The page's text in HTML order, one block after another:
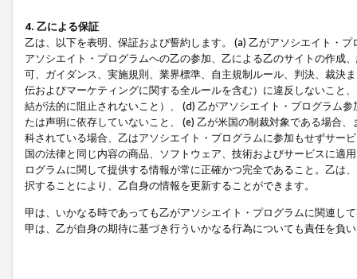
4. 乙による保証
乙は、以下を表明、保証および誓約します。 (a) 乙がアソシエイト・
アソシエイト・プログラムへの乙の参加、乙による乙のサイトの作成
可、ガイダンス、実施規則、業界標準、自主規制ルール、判決、裁決
伝およびマーケティングに関する全ルールを含む）に違反しないこと
結が法的に阻止されないこと）、 (d) 乙がアソシエイト・プログラム
たは声明に依存していないこと、 (e) 乙が米国の制裁対象である場合
科されている場合、乙はアソシエイト・プログラムに参加もせずサー
国の法律と同じ内容の商品、ソフトウェア、技術およびサービスに適
ログラムに関して提供する情報が常に正確かつ完全であること。乙は
択することにより、乙自身の情報を更新することができます。
甲は、いかなる時であっても乙がアソシエイト・プログラムに関連し
甲は、乙が自身の期待に基づき行ういかなる行為についても責任を負